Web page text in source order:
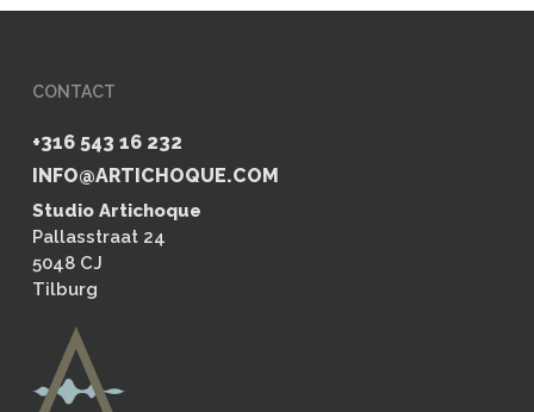
CONTACT
+316 543 16 232
INFO@ARTICHOQUE.COM
Studio Artichoque
Pallasstraat 24
5048 CJ
Tilburg